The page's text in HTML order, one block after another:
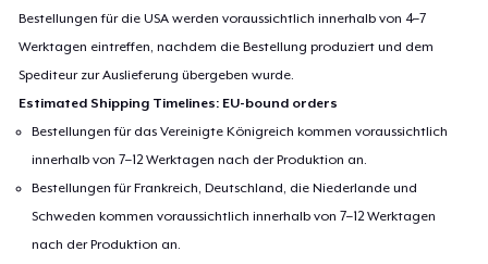
Bestellungen für die USA werden voraussichtlich innerhalb von 4–7
Werktagen eintreffen, nachdem die Bestellung produziert und dem
Spediteur zur Auslieferung übergeben wurde.
Estimated Shipping Timelines: EU-bound orders
Bestellungen für das Vereinigte Königreich kommen voraussichtlich
innerhalb von 7–12 Werktagen nach der Produktion an.
Bestellungen für Frankreich, Deutschland, die Niederlande und
Schweden kommen voraussichtlich innerhalb von 7–12 Werktagen
nach der Produktion an.